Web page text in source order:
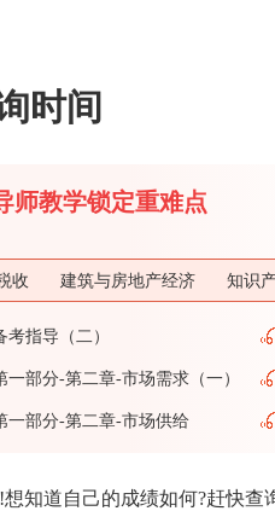
时间
师教学锁定重难点
收 建筑与房地产经济 知识
考指导（二）
一部分-第二章-市场需求（一）
一部分-第二章-市场供给
知道自己的成绩如何?赶快查